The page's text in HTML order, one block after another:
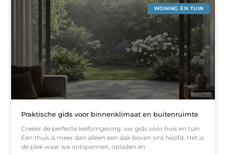
WONING EN TUIN
Praktische gids voor binnenklimaat en buitenruimte
Creëer de perfecte leefomgeving: uw gids voor huis en tuin
Een thuis is meer dan alleen een dak boven ons hoofd. Het is
de plek waar we ontspannen, opladen en